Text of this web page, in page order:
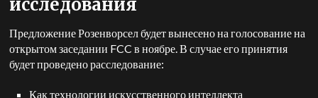
исследования
Предложение Розенворсел будет вынесено на голосование на
открытом заседании FCC в ноябре. В случае его принятия
будет проведено расследование:
Как технологии искусственного интеллекта